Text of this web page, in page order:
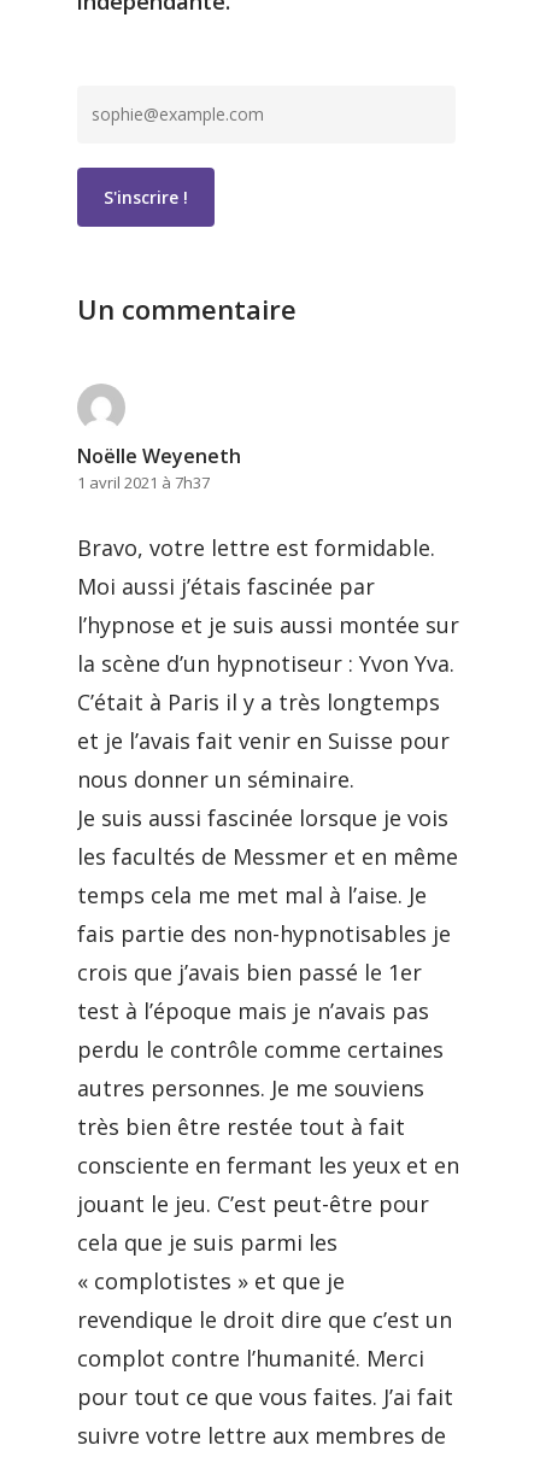
Un commentaire
Noëlle Weyeneth
1 avril 2021 à 7h37
Bravo, votre lettre est formidable.
Moi aussi j’étais fascinée par
l’hypnose et je suis aussi montée sur
la scène d’un hypnotiseur : Yvon Yva.
C’était à Paris il y a très longtemps
et je l’avais fait venir en Suisse pour
nous donner un séminaire.
Je suis aussi fascinée lorsque je vois
les facultés de Messmer et en même
temps cela me met mal à l’aise. Je
fais partie des non-hypnotisables je
crois que j’avais bien passé le 1er
test à l’époque mais je n’avais pas
perdu le contrôle comme certaines
autres personnes. Je me souviens
très bien être restée tout à fait
consciente en fermant les yeux et en
jouant le jeu. C’est peut-être pour
cela que je suis parmi les
« complotistes » et que je
revendique le droit dire que c’est un
complot contre l’humanité. Merci
pour tout ce que vous faites. J’ai fait
suivre votre lettre aux membres de